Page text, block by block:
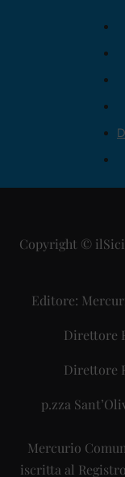
Copyright ©
Editore:
Direttore
Direttore
p.zza
Mercurio
iscritta al